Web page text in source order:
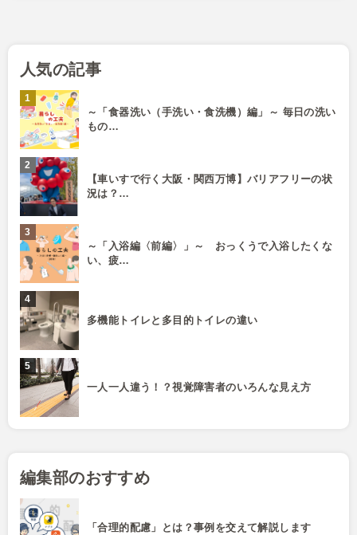
人気の記事
～「食器洗い（手洗い・食洗機）編」～ 毎日の洗い
もの…
【車いすで行く大阪・関西万博】バリアフリーの状
況は？…
～「入浴編〈前編〉」～ おっくうで入浴したくな
い、疲…
多機能トイレと多目的トイレの違い
一人一人違う！？視覚障害者のいろんな見え方
編集部のおすすめ
「合理的配慮」とは？事例を交えて解説します